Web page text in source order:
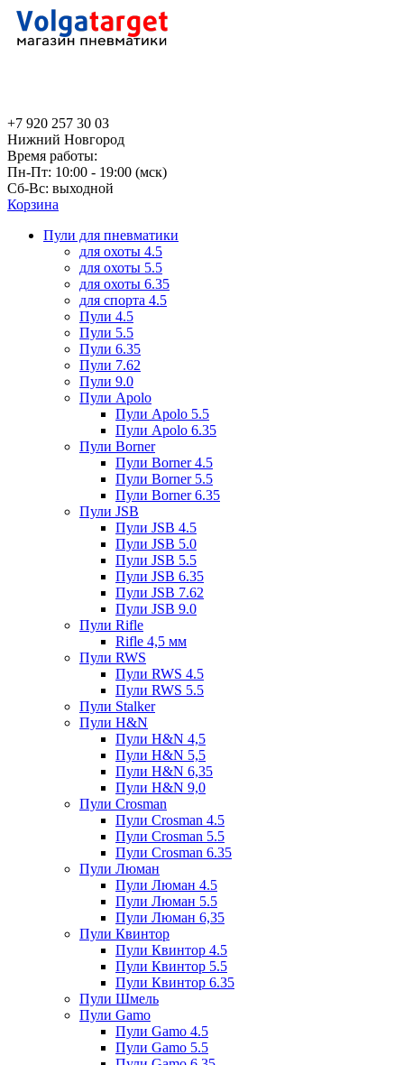
+7 920 257 30 03
Нижний Новгород
Время работы:
Пн-Пт: 10:00 - 19:00 (мск)
Сб-Вс: выходной
Корзина
Пули для пневматики
для охоты 4.5
для охоты 5.5
для охоты 6.35
для спорта 4.5
Пули 4.5
Пули 5.5
Пули 6.35
Пули 7.62
Пули 9.0
Пули Apolo
Пули Apolo 5.5
Пули Apolo 6.35
Пули Borner
Пули Borner 4.5
Пули Borner 5.5
Пули Borner 6.35
Пули JSB
Пули JSB 4.5
Пули JSB 5.0
Пули JSB 5.5
Пули JSB 6.35
Пули JSB 7.62
Пули JSB 9.0
Пули Rifle
Rifle 4,5 мм
Пули RWS
Пули RWS 4.5
Пули RWS 5.5
Пули Stalker
Пули H&N
Пули H&N 4,5
Пули H&N 5,5
Пули H&N 6,35
Пули H&N 9,0
Пули Crosman
Пули Crosman 4.5
Пули Crosman 5.5
Пули Crosman 6.35
Пули Люман
Пули Люман 4.5
Пули Люман 5.5
Пули Люман 6,35
Пули Квинтор
Пули Квинтор 4.5
Пули Квинтор 5.5
Пули Квинтор 6.35
Пули Шмель
Пули Gamo
Пули Gamo 4.5
Пули Gamo 5.5